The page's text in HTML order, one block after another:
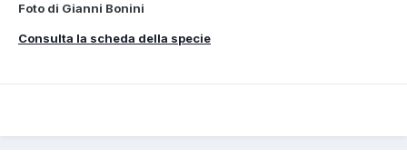
Foto di Gianni Bonini
Consulta la scheda della specie